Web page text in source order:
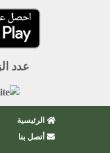
عدد
الرئيسية
أتصل بنا